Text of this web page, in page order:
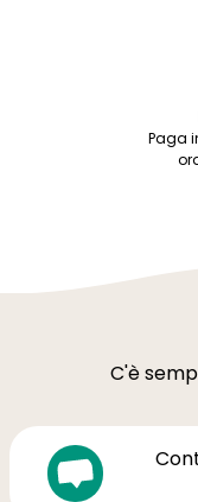
Paga
C'è